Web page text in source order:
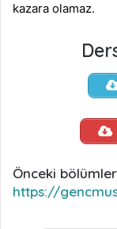
kazara olamaz.
Önceki
https://